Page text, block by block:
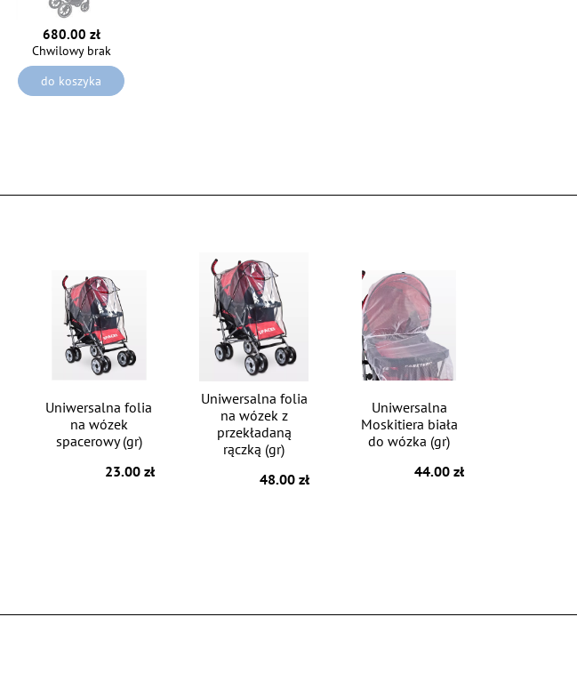
680.00 zł
Chwilowy brak
do koszyka
Uniwersalna folia
na wózek
spacerowy (gr)
23.00 zł
Uniwersalna folia
na wózek z
przekładaną
rączką (gr)
48.00 zł
Uniwersalna
Moskitiera biała
do wózka (gr)
44.00 zł